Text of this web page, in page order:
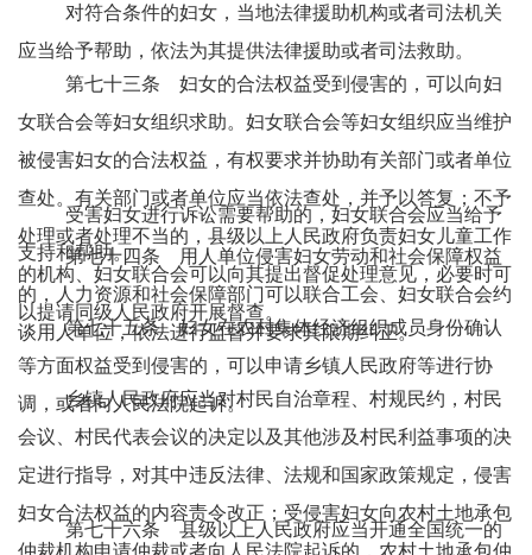
对符合条件的妇女，当地法律援助机构或者司法机关
应当给予帮助，依法为其提供法律援助或者司法救助。
第七十三条 妇女的合法权益受到侵害的，可以向妇
女联合会等妇女组织求助。妇女联合会等妇女组织应当维护
被侵害妇女的合法权益，有权要求并协助有关部门或者单位
查处。有关部门或者单位应当依法查处，并予以答复；不予
处理或者处理不当的，县级以上人民政府负责妇女儿童工作
的机构、妇女联合会可以向其提出督促处理意见，必要时可
以提请同级人民政府开展督查。
受害妇女进行诉讼需要帮助的，妇女联合会应当给予
支持和帮助。
第七十四条 用人单位侵害妇女劳动和社会保障权益
的，人力资源和社会保障部门可以联合工会、妇女联合会约
谈用人单位，依法进行监督并要求其限期纠正。
第七十五条 妇女在农村集体经济组织成员身份确认
等方面权益受到侵害的，可以申请乡镇人民政府等进行协
调，或者向人民法院起诉。
乡镇人民政府应当对村民自治章程、村规民约，村民
会议、村民代表会议的决定以及其他涉及村民利益事项的决
定进行指导，对其中违反法律、法规和国家政策规定，侵害
妇女合法权益的内容责令改正；受侵害妇女向农村土地承包
仲裁机构申请仲裁或者向人民法院起诉的，农村土地承包仲
第七十六条 县级以上人民政府应当开通全国统一的